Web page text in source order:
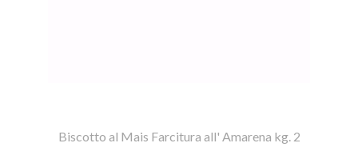
Biscotto al Mais Farcitura all' Amarena kg. 2